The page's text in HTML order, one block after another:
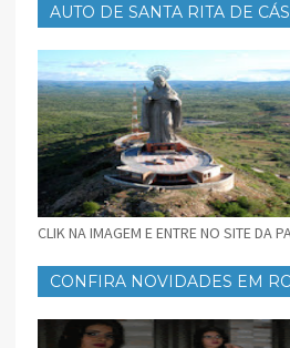
AUTO DE SANTA RITA DE
CLIK NA IMAGEM E ENTRE NO SITE DA
CONFIRA NOVIDADES EM